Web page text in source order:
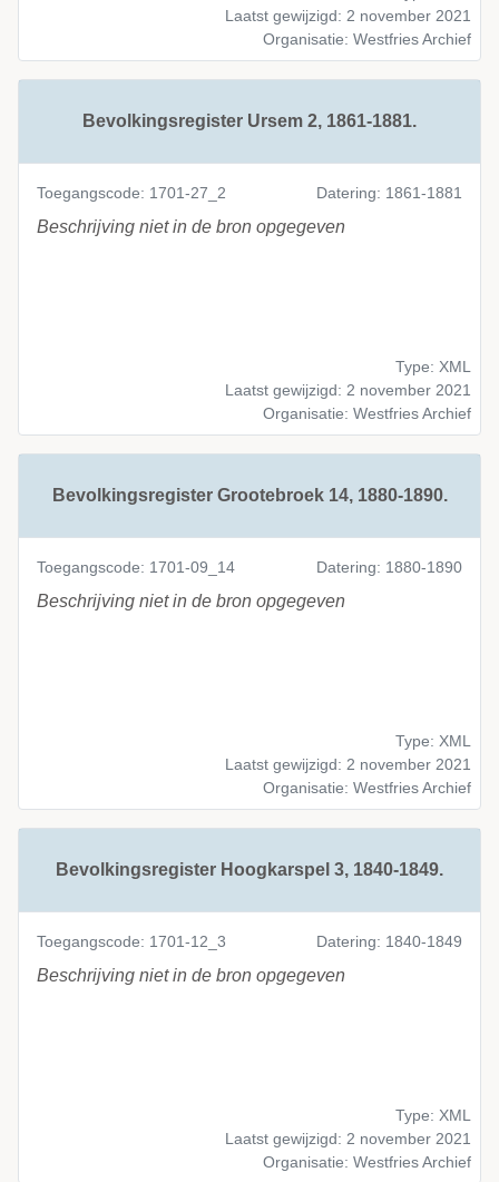
Laatst gewijzigd: 2 november 2021
Organisatie: Westfries Archief
Bevolkingsregister Ursem 2, 1861-1881.
Toegangscode: 1701-27_2 Datering: 1861-1881
Beschrijving niet in de bron opgegeven
Type: XML
Laatst gewijzigd: 2 november 2021
Organisatie: Westfries Archief
Bevolkingsregister Grootebroek 14, 1880-1890.
Toegangscode: 1701-09_14 Datering: 1880-1890
Beschrijving niet in de bron opgegeven
Type: XML
Laatst gewijzigd: 2 november 2021
Organisatie: Westfries Archief
Bevolkingsregister Hoogkarspel 3, 1840-1849.
Toegangscode: 1701-12_3 Datering: 1840-1849
Beschrijving niet in de bron opgegeven
Type: XML
Laatst gewijzigd: 2 november 2021
Organisatie: Westfries Archief